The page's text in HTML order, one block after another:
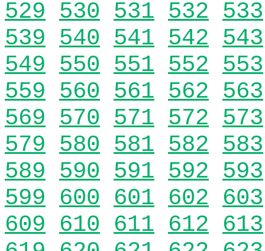
529 530 531 532 533
539 540 541 542 543
549 550 551 552 553
559 560 561 562 563
569 570 571 572 573
579 580 581 582 583
589 590 591 592 593
599 600 601 602 603
609 610 611 612 613